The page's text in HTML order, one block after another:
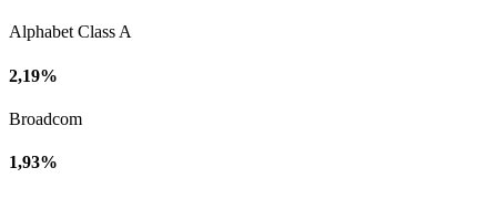
Alphabet Class A
2,19%
Broadcom
1,93%